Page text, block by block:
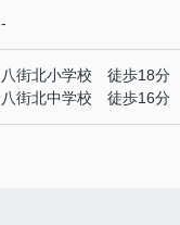
-
八街北小学校 徒歩18分
八街北中学校 徒歩16分